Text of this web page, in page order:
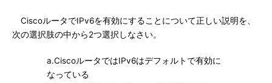
CiscoルータでIPv6を有効にすることについて正しい説明を、
次の選択肢の中から2つ選択しなさい。
a.CiscoルータではIPv6はデフォルトで有効に
なっている